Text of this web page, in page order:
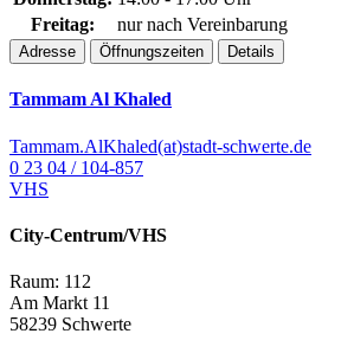
Freitag:
nur nach Vereinbarung
Adresse Öffnungszeiten Details
Tammam Al Khaled
Tammam.AlKhaled(at)stadt-schwerte.de
0 23 04 / 104-857
VHS
City-Centrum/VHS
Raum: 112
Am Markt 11
58239 Schwerte